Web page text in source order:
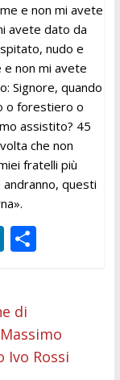
e non mi avete
avete dato da
nudo e
non mi avete
Signore, quando
o forestiero o
assistito? 45
che non
fratelli più
andranno, questi
Li
e
dI
n
C
vi
di
di
Ivo Rossi